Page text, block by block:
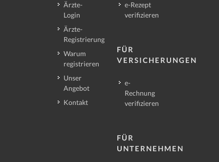
Ärzte-
Login
Ärzte-
Registrierung
Warum
registrieren
Unser
Angebot
Kontakt
e-Rezept
verifizieren
FÜR
VERSICHERUNGEN
e-
Rechnung
verifizieren
FÜR
UNTERNEHMEN